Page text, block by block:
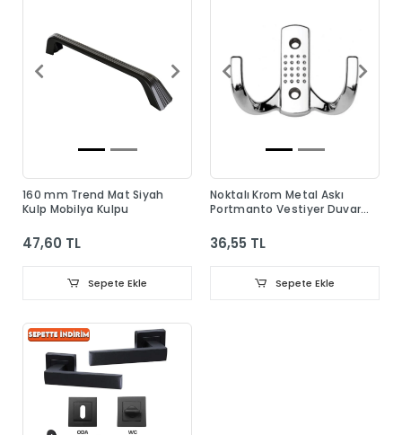
160 mm Trend Mat Siyah
Kulp Mobilya Kulpu
47,60 TL
Sepete Ekle
Noktalı Krom Metal Askı
Portmanto Vestiyer Duvar
36,55 TL
Sepete Ekle